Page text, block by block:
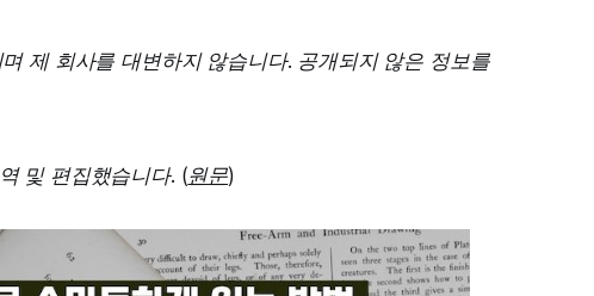
제 회사를 대변하지 않습니다. 공개되지 않은 정보를
및 편집했습니다. (원문)